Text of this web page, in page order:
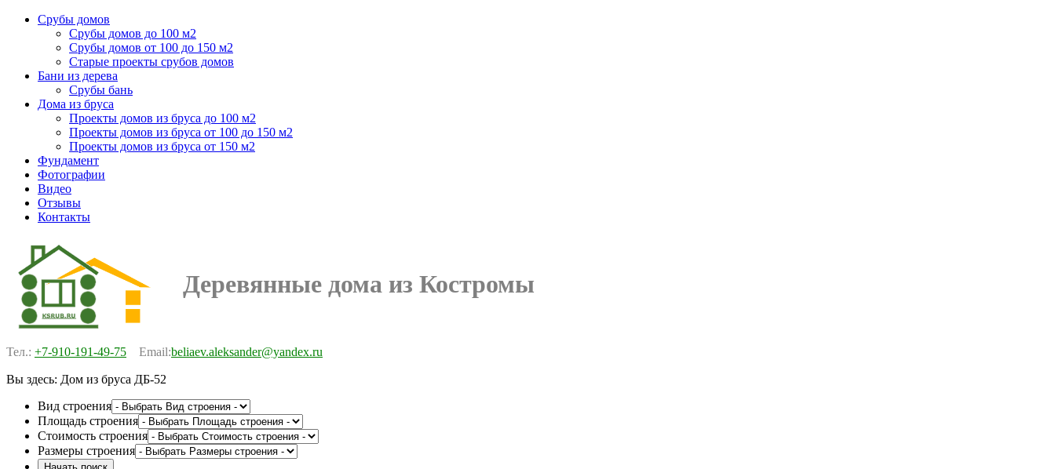
Срубы домов
Срубы домов до 100 м2
Срубы домов от 100 до 150 м2
Старые проекты срубов домов
Бани из дерева
Срубы бань
Дома из бруса
Проекты домов из бруса до 100 м2
Проекты домов из бруса от 100 до 150 м2
Проекты домов из бруса от 150 м2
Фундамент
Фотографии
Видео
Отзывы
Контакты
Деревянные дома из Костромы
Тел.: +7-910-191-49-75 Email:beliaev.aleksander@yandex.ru
Вы здесь: Дом из бруса ДБ-52
Вид строения
Площадь строения
Стоимость строения
Размеры строения